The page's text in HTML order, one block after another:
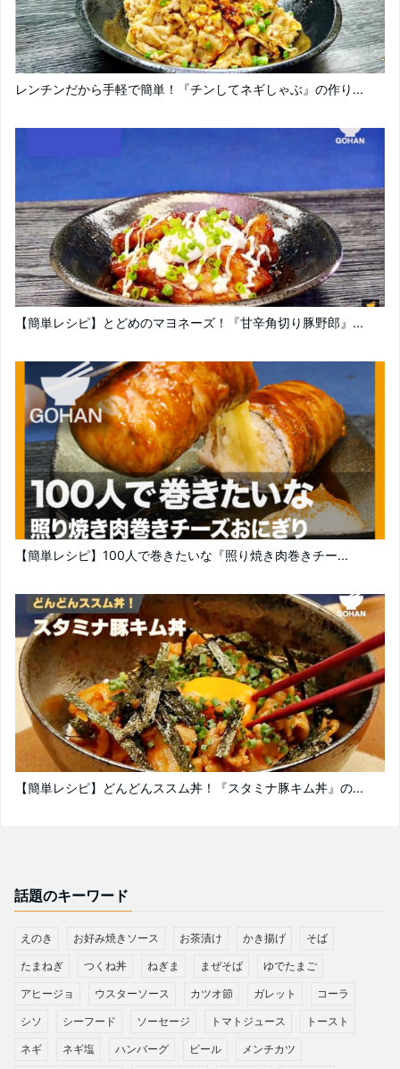
レンチンだから手軽で簡単！『チンしてネギしゃぶ』の作り...
【簡単レシピ】とどめのマヨネーズ！『甘辛角切り豚野郎』...
【簡単レシピ】100人で巻きたいな『照り焼き肉巻きチー...
【簡単レシピ】どんどんススム丼！『スタミナ豚キム丼』の...
話題のキーワード
えのき お好み焼きソース お茶漬け かき揚げ そば
たまねぎ つくね丼 ねぎま まぜそば ゆでたまご
アヒージョ ウスターソース カツオ節 ガレット コーラ
シソ シーフード ソーセージ トマトジュース トースト
ネギ ネギ塩 ハンバーグ ビール メンチカツ